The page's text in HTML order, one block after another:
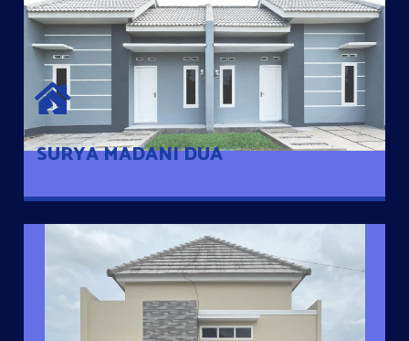
SURYA MADANI DUA
SURYA MADANI DUA
Satu-satunya Hunian nyaman dengan harga subsidi hanya 100
jutaan dengan lokasi strategis di Tuban
MANUNGGAL JAYA RESIDENCE